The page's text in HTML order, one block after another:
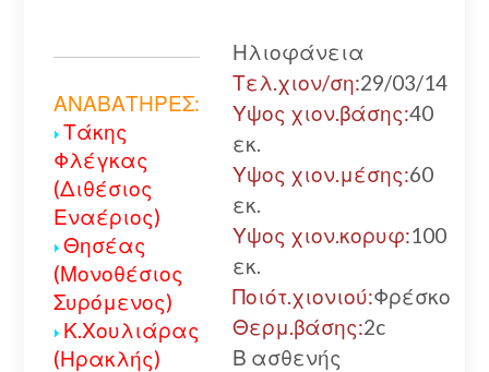
ΑΝΑΒΑΤΗΡΕΣ:
Τάκης
Φλέγκας
(Διθέσιος
Εναέριος)
Θησέας
(Μονοθέσιος
Συρόμενος)
Κ.Χουλιάρας
(Ηρακλής)
Ηλιοφάνεια
Τελ.χιον/ση:29/03/14
Υψος χιον.βάσης:40
εκ.
Υψος χιον.μέσης:60
εκ.
Υψος χιον.κορυφ:100
εκ.
Ποιότ.χιονιού:Φρέσκο
Θερμ.βάσης:2c
Β ασθενής